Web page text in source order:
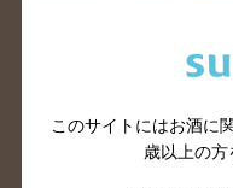
滋賀県のバー検
山口県のバー
このサイトにはお酒に
歳以上の方